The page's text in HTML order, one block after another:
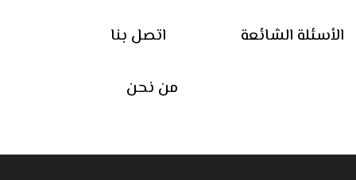
اتصل بنا الأسئلة الشائعة
من نحن